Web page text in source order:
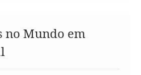
no Mundo em